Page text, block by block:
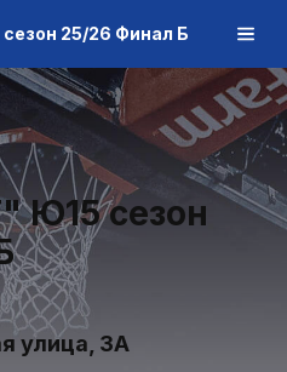
25/26 Финал Б
Ю15 сезон
улица, 3А